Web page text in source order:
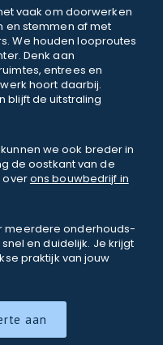
vaak om doorwerken
en stemmen af met
We houden looproutes
Denk aan
entrees en
hoort daarbij.
blijft de uitstraling
we ook breder in
de oostkant van de
overons bouwbedrijf in
meerdere onderhouds-
en duidelijk. Je krijgt
praktijk van jouw
aan